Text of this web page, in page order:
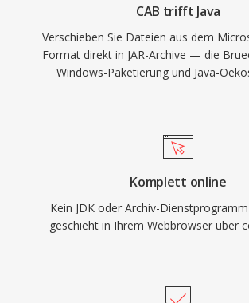
CAB trifft Java
Verschieben Sie Dateien aus dem
Format direkt in JAR-Archive — die
Windows-Paketierung und Java-
Komplett online
Kein JDK oder Archiv-
geschieht in Ihrem Webbrowser über